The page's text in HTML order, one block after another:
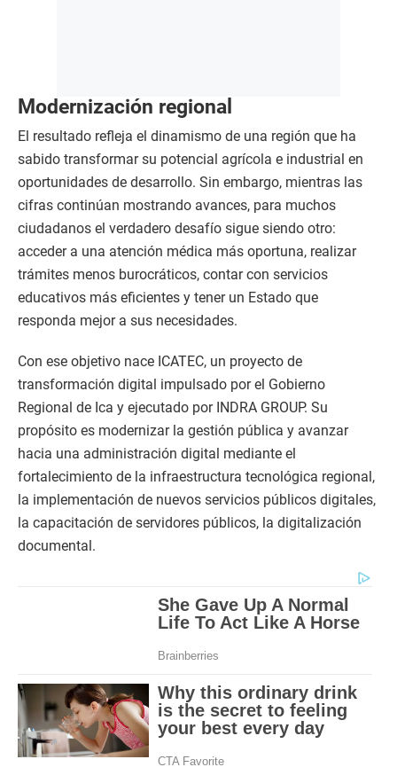
Modernización regional
El resultado refleja el dinamismo de una región que ha
sabido transformar su potencial agrícola e industrial en
oportunidades de desarrollo. Sin embargo, mientras las
cifras continúan mostrando avances, para muchos
ciudadanos el verdadero desafío sigue siendo otro:
acceder a una atención médica más oportuna, realizar
trámites menos burocráticos, contar con servicios
educativos más eficientes y tener un Estado que
responda mejor a sus necesidades.
Con ese objetivo nace ICATEC, un proyecto de
transformación digital impulsado por el Gobierno
Regional de Ica y ejecutado por INDRA GROUP. Su
propósito es modernizar la gestión pública y avanzar
hacia una administración digital mediante el
fortalecimiento de la infraestructura tecnológica regional,
la implementación de nuevos servicios públicos digitales,
la capacitación de servidores públicos, la digitalización
documental.